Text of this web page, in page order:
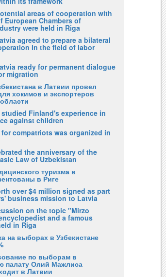
areas of cooperation with
European Chambers of
were held in Riga
agreed to prepare a bilateral
in the field of labor
ready for permanent dialogue
migration
в Латвии провел
хокимов и экспортеров
Finland's experience in
against children
compatriots was organized in
the anniversary of the
Law of Uzbekistan
туризма в
в Риге
over $4 million signed as part
business mission to Latvia
on the topic "Mirzo
and a famous
in Riga
на выборах в Узбекистане
по выборам в
палату Олий Мажлиса
в Латвии